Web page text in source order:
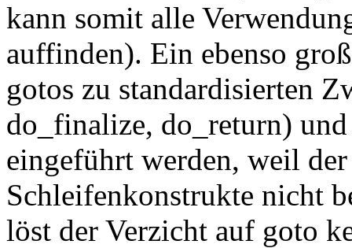
kann somit alle
auffinden). Ein ebenso
gotos zu standardisierten
do_finalize, do_return)
eingeführt werden, weil
Schleifenkonstrukte nicht
löst der Verzicht auf goto